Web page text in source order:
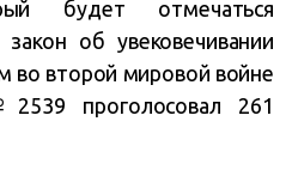
будет отмечаться
об увековечивании
во второй мировой войне
проголосовал 261